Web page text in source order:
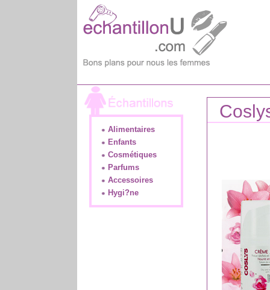
Alimentaires
Enfants
Cosmétiques
Parfums
Accessoires
Hygi?ne